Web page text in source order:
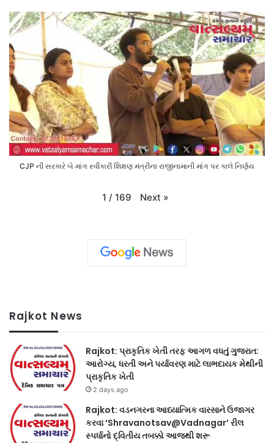
CJP ની સરકારે બે માંગ સ્વીકારી શિક્ષણ મંત્રીના રાજીનામાની માંગ પર કાલે નિર્ણય
1 / 169 Next »
Rajkot News
Rajkot: પ્રાકૃતિક ખેતી તરફ આગળ વધતું ગુજરાત:
આરોગ્ય, ધરતી અને પર્યાવરણ માટે લાભદાયક મેથીની
પ્રાકૃતિક ખેતી
2 days ago
Rajkot: વડનગરના આધ્યાત્મિક વારસાને ઉજાગર
કરવા ‘Shravanotsav@Vadnagar’ રીલ
સ્પર્ધાનો દ્વિતીય તબક્કો આજથી શરૂ